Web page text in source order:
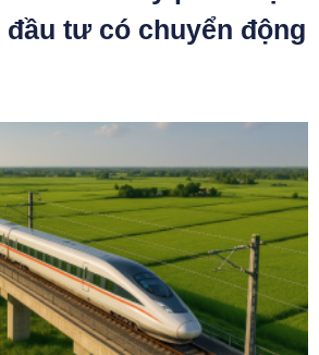
tư có chuyển động